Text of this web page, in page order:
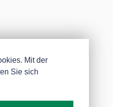
Mit der
Sie sich